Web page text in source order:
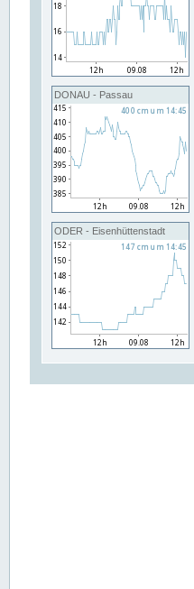
DONAU - Passau
ODER - Eisenhüttenstadt